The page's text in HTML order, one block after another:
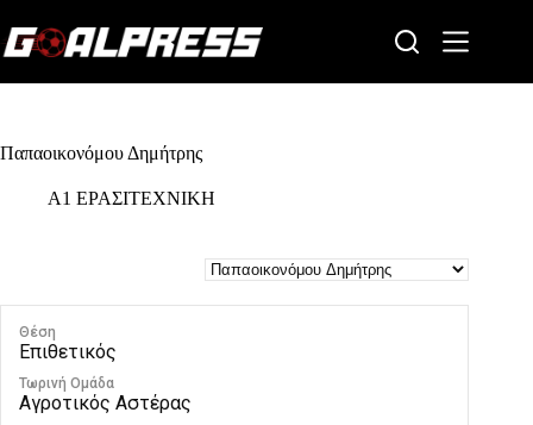
to
content
Παπαοικονόμου Δημήτρης
Α1 ΕΡΑΣΙΤΕΧΝΙΚΗ
Θέση
Επιθετικός
Τωρινή Ομάδα
Αγροτικός Αστέρας